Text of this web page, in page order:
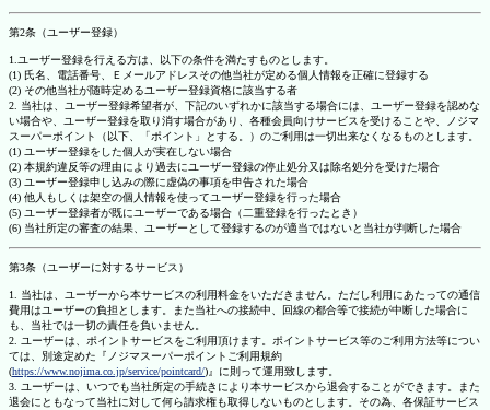
第2条（ユーザー登録）
1.ユーザー登録を行える方は、以下の条件を満たすものとします。
(1) 氏名、電話番号、Ｅメールアドレスその他当社が定める個人情報を正確に登録する
(2) その他当社が随時定めるユーザー登録資格に該当する者
2. 当社は、ユーザー登録希望者が、下記のいずれかに該当する場合には、ユーザー登録を認めな
い場合や、ユーザー登録を取り消す場合があり、各種会員向けサービスを受けることや、ノジマ
スーパーポイント（以下、「ポイント」とする。）のご利用は一切出来なくなるものとします。
(1) ユーザー登録をした個人が実在しない場合
(2) 本規約違反等の理由により過去にユーザー登録の停止処分又は除名処分を受けた場合
(3) ユーザー登録申し込みの際に虚偽の事項を申告された場合
(4) 他人もしくは架空の個人情報を使ってユーザー登録を行った場合
(5) ユーザー登録者が既にユーザーである場合（二重登録を行ったとき）
(6) 当社所定の審査の結果、ユーザーとして登録するのが適当ではないと当社が判断した場合
第3条（ユーザーに対するサービス）
1. 当社は、ユーザーから本サービスの利用料金をいただきません。ただし利用にあたっての通信
費用はユーザーの負担とします。また当社への接続中、回線の都合等で接続が中断した場合に
も、当社では一切の責任を負いません。
2. ユーザーは、ポイントサービスをご利用頂けます。ポイントサービス等のご利用方法等につい
ては、別途定めた『ノジマスーパーポイントご利用規約
(https://www.nojima.co.jp/service/pointcard/)』に則って運用致します。
3. ユーザーは、いつでも当社所定の手続きにより本サービスから退会することができます。また
退会にともなって当社に対して何ら請求権も取得しないものとします。その為、各保証サービス